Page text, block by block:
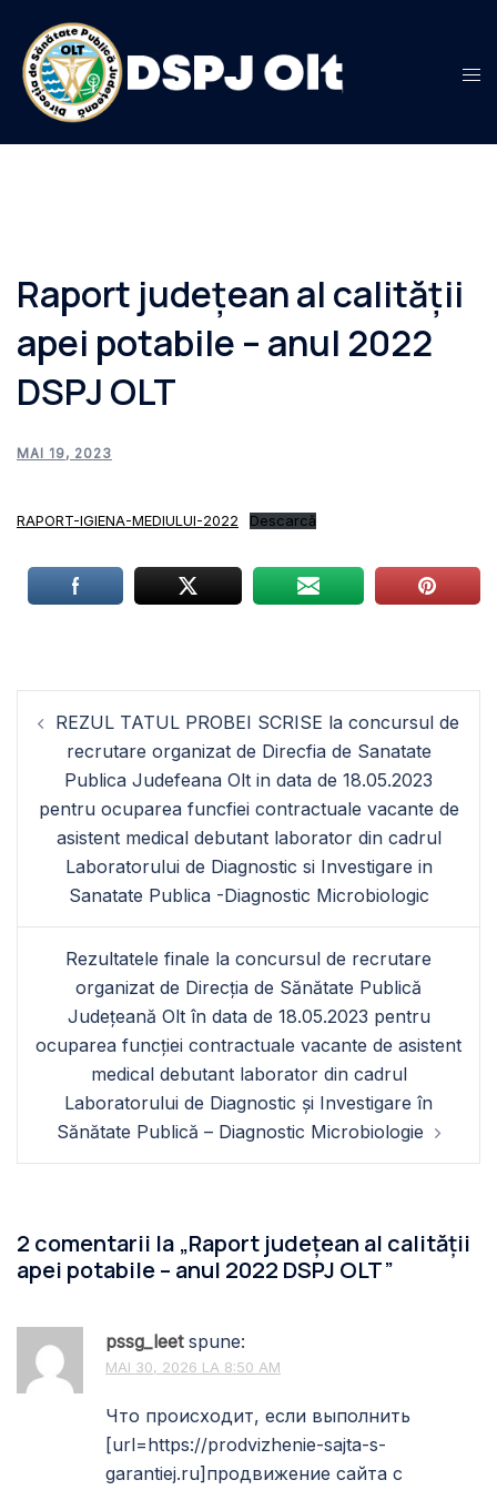
conținut
Raport județean al calității
apei potabile – anul 2022
DSPJ OLT
MAI 19, 2023
RAPORT-IGIENA-MEDIULUI-2022 Descarcă
în
articole
REZUL TATUL PROBEI SCRISE la concursul de
recrutare organizat de Direcfia de Sanatate
Publica Judefeana Olt in data de 18.05.2023
pentru ocuparea funcfiei contractuale vacante de
asistent medical debutant laborator din cadrul
Laboratorului de Diagnostic si Investigare in
Sanatate Publica -Diagnostic Microbiologic
Rezultatele finale la concursul de recrutare
organizat de Direcția de Sănătate Publică
Județeană Olt în data de 18.05.2023 pentru
ocuparea funcției contractuale vacante de asistent
medical debutant laborator din cadrul
Laboratorului de Diagnostic și Investigare în
Sănătate Publică – Diagnostic Microbiologie
2 comentarii la „Raport județean al calității
apei potabile – anul 2022 DSPJ OLT”
pssg_leet spune:
MAI 30, 2026 LA 8:50 AM
Что происходит, если выполнить
[url=https://prodvizhenie-sajta-s-
garantiej.ru]продвижение сайта с